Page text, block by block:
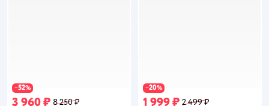
−52%
3 960 ₽ 8 250 ₽
−20%
1 999 ₽ 2 499 ₽